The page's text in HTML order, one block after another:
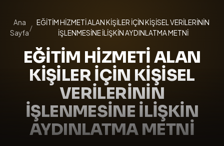
Ana
Sayfa
/
EĞİTİM HİZMETİ ALAN KİŞİLER İÇİN KİŞİSEL VERİLERİNİN
İŞLENMESİNE İLİŞKİN AYDINLATMA METNİ
EĞİTİM HİZMETİ ALAN
KİŞİLER İÇİN KİŞİSEL
VERİLERİNİN
İŞLENMESİNE İLİŞKİN
AYDINLATMA METNİ